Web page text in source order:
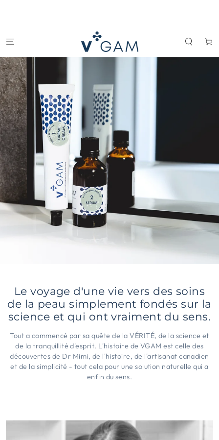
Panier
Le voyage d'une vie vers des soins
de la peau simplement fondés sur la
science et qui ont vraiment du sens.
Tout a commencé par sa quête de la VÉRITÉ, de la science et
de la tranquillité d'esprit. L'histoire de VGAM est celle des
découvertes de Dr Mimi, de l'histoire, de l'artisanat canadien
et de la simplicité - tout cela pour une solution naturelle qui a
enfin du sens.